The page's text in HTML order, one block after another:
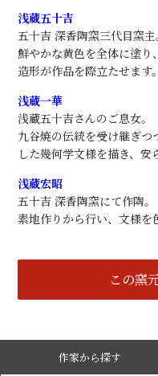
浅蔵五十吉
五十吉 深香陶窯三代目窯主
鮮やかな黄色を全体に塗り
造形が作品を際立たせます。
浅蔵一華
浅蔵五十吉さんのご息女。
九谷焼の伝統を受け継ぎつ
した幾何学文様を描き、安
浅蔵宏昭
五十吉 深香陶窯にて作陶。
素地作りから行い、文様を
この窯
作家から探す